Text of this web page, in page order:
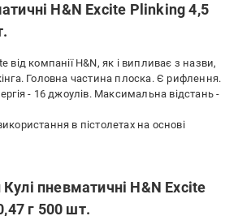
H&N Excite Plinking 4,5
від компанії H&N, як і випливає з назви,
Головна частина плоска. Є рифлення.
- 16 джоулів. Максимальна відстань -
в пістолетах на основі
пневматичні H&N Excite
г 500 шт.